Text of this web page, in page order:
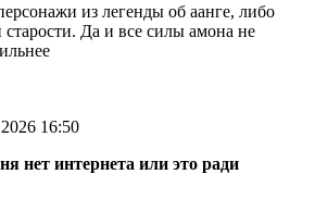
из легенды об аанге, либо
старости. Да и все силы амона не
16:50
нет интернета или это ради